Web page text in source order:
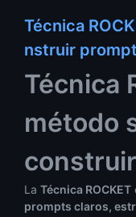
Técnica
nstruir
Técnica
método
La Técnica ROCKET
prompts claros,